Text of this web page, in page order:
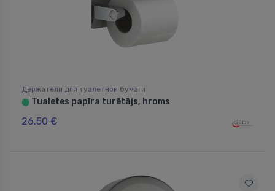
Держатели для туалетной бумаги
⬤ Tualetes papīra turētājs, hroms
26.50 €